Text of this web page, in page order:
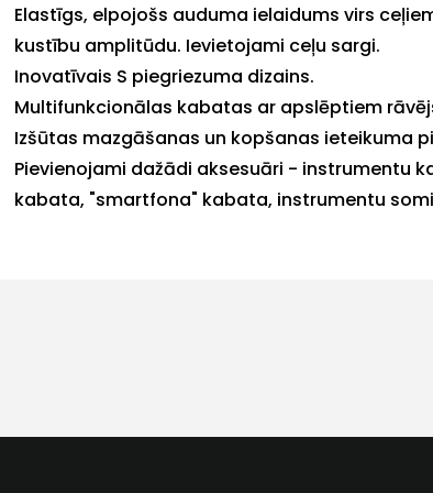
Elastīgs, elpojošs auduma ielaidums virs
kustību amplitūdu. Ievietojami ceļu sargi.
Inovatīvais S piegriezuma dizains.
Multifunkcionālas kabatas ar apslēptiem
Izšūtas mazgāšanas un kopšanas ieteikuma
Pievienojami dažādi aksesuāri - instrumentu
kabata, "smartfona" kabata, instrumentu
mums!
Atbildēsim
pēc
iespējas
ātrāk
Vārds